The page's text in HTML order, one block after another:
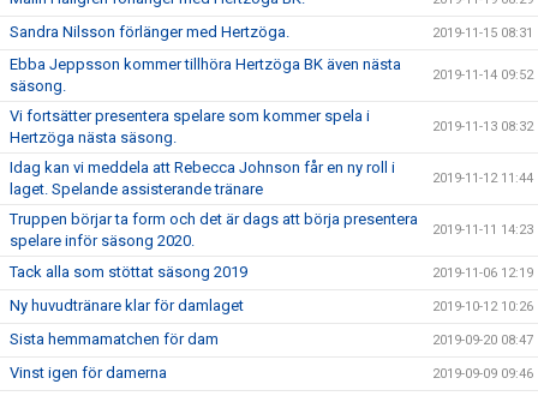
Sandra Nilsson förlänger med Hertzöga. 2019-11-15 08:31
Ebba Jeppsson kommer tillhöra Hertzöga BK även nästa
säsong.
2019-11-14 09:52
Vi fortsätter presentera spelare som kommer spela i
Hertzöga nästa säsong.
2019-11-13 08:32
Idag kan vi meddela att Rebecca Johnson får en ny roll i
laget. Spelande assisterande tränare
2019-11-12 11:44
Truppen börjar ta form och det är dags att börja presentera
spelare inför säsong 2020.
2019-11-11 14:23
Tack alla som stöttat säsong 2019 2019-11-06 12:19
Ny huvudtränare klar för damlaget 2019-10-12 10:26
Sista hemmamatchen för dam 2019-09-20 08:47
Vinst igen för damerna 2019-09-09 09:46